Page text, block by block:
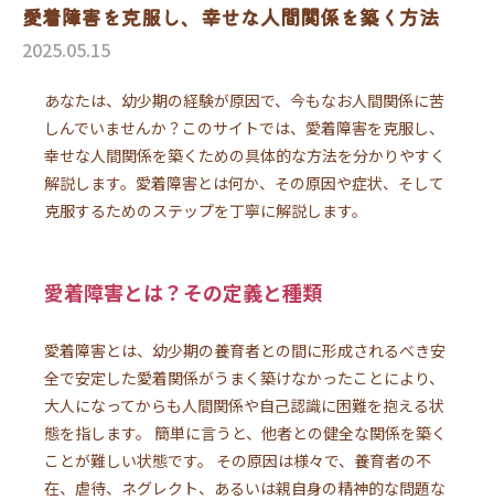
愛着障害を克服し、幸せな人間関係を築く方法
2025.05.15
あなたは、幼少期の経験が原因で、今もなお人間関係に苦
しんでいませんか？このサイトでは、愛着障害を克服し、
幸せな人間関係を築くための具体的な方法を分かりやすく
解説します。愛着障害とは何か、その原因や症状、そして
克服するためのステップを丁寧に解説します。
愛着障害とは？その定義と種類
愛着障害とは、幼少期の養育者との間に形成されるべき安
全で安定した愛着関係がうまく築けなかったことにより、
大人になってからも人間関係や自己認識に困難を抱える状
態を指します。 簡単に言うと、他者との健全な関係を築く
ことが難しい状態です。 その原因は様々で、養育者の不
在、虐待、ネグレクト、あるいは親自身の精神的な問題な